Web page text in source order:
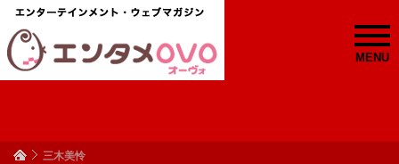
MENU
三木美怜